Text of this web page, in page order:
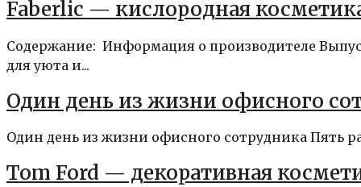
Faberlic — кислородная
Содержание: Информация о производителе
для уюта и...
Один день из жизни офисного
Один день из жизни офисного сотрудника Пять
Tom Ford — декоративная